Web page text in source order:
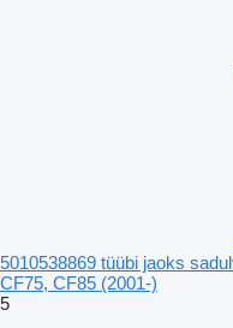
5010538869 tüübi jaoks
CF75, CF85 (2001-)
5